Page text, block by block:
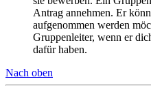
Antrag annehmen. Er
aufgenommen werden
Gruppenleiter, wenn er
dafür haben.
Nach oben